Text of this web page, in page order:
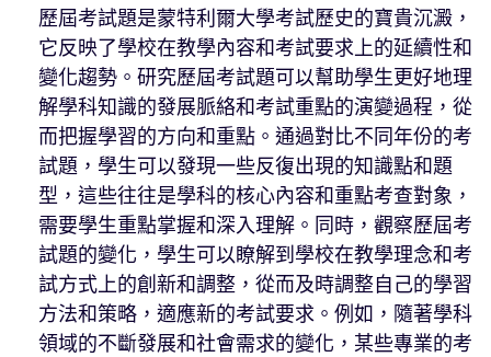
歷屆考試題是蒙特利爾大學考試歷史的寶貴沉澱，
它反映了學校在教學內容和考試要求上的延續性和
變化趨勢。研究歷屆考試題可以幫助學生更好地理
解學科知識的發展脈絡和考試重點的演變過程，從
而把握學習的方向和重點。通過對比不同年份的考
試題，學生可以發現一些反復出現的知識點和題
型，這些往往是學科的核心內容和重點考查對象，
需要學生重點掌握和深入理解。同時，觀察歷屆考
試題的變化，學生可以瞭解到學校在教學理念和考
試方式上的創新和調整，從而及時調整自己的學習
方法和策略，適應新的考試要求。例如，隨著學科
領域的不斷發展和社會需求的變化，某些專業的考